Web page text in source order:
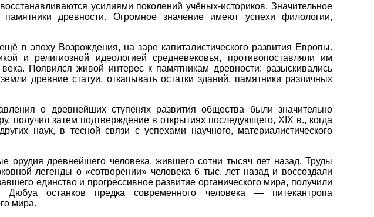
усилиями поколений учёных-историков. Значительное
древности. Огромное значение имеют успехи филологии,
в эпоху Возрождения, на заре капиталистического развития Европы.
и религиозной идеологией средневековья, противопоставляли им
Появился живой интерес к памятникам древности: разыскивались
древние статуи, откапывать остатки зданий, памятники различных
о древнейших ступенях развития общества были значительно
получил затем подтверждение в открытиях последующего, XIX в., когда
наук, в тесной связи с успехами научного, материалистического
древнейшего человека, жившего сотни тысяч лет назад. Труды
легенды о «сотворении» человека 6 тыс. лет назад и воссоздали
единство и прогрессивное развитие органического мира, получили
останков предка современного человека — питекантропа
мира.